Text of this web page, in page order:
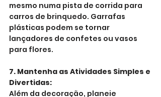
mesmo numa pista de corrida para
carros de brinquedo. Garrafas
plásticas podem se tornar
lançadores de confetes ou vasos
para flores.
7. Mantenha as Atividades Simples e
Divertidas:
Além da decoração, planeie